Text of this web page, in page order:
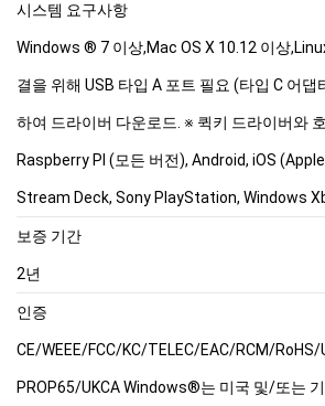
시스템 요구사항
Windows ® 7 이상,Mac OS X 10.12 이상
결을 위해 USB 타입 A 포트 필요 (타입 C 어
하여 드라이버 다운로드. ※ 퀵키 드라이버와
Raspberry PI (모든 버전), Android, iOS
Stream Deck, Sony PlayStation, Windows
보증 기간
2년
인증
CE/WEEE/FCC/KC/TELEC/EAC/RCM/RoHS/
PROP65/UKCA Windows®는 미국 및/또는